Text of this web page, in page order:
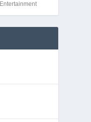
Entertainment